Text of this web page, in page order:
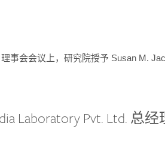
事会会议上，研究院授予 Susan M.
Laboratory Pvt. Ltd. 总经